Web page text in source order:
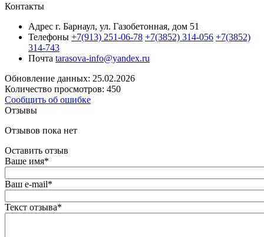
Контакты
Адрес г. Барнаул, ул. Газобетонная, дом 51
Телефоны +7(913) 251-06-78 +7(3852) 314-056 +7(3852)
314-743
Почта tarasova-info@yandex.ru
Обновление данных: 25.02.2026
Количество просмотров: 450
Сообщить об ошибке
Отзывы
Отзывов пока нет
Оставить отзыв
Ваше имя*
Ваш e-mail*
Текст отзыва*